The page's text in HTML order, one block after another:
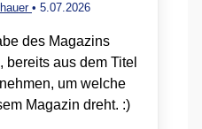
• 5.07.2026
des Magazins
aus dem Titel
um welche
Magazin dreht. :)